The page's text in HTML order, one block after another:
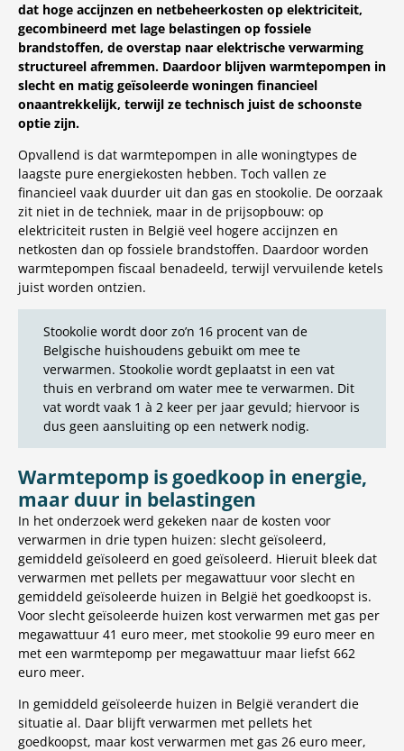
dat hoge accijnzen en netbeheerkosten op elektriciteit,
gecombineerd met lage belastingen op fossiele
brandstoffen, de overstap naar elektrische verwarming
structureel afremmen. Daardoor blijven warmtepompen in
slecht en matig geïsoleerde woningen financieel
onaantrekkelijk, terwijl ze technisch juist de schoonste
optie zijn.
Opvallend is dat warmtepompen in alle woningtypes de
laagste pure energiekosten hebben. Toch vallen ze
financieel vaak duurder uit dan gas en stookolie. De oorzaak
zit niet in de techniek, maar in de prijsopbouw: op
elektriciteit rusten in België veel hogere accijnzen en
netkosten dan op fossiele brandstoffen. Daardoor worden
warmtepompen fiscaal benadeeld, terwijl vervuilende ketels
juist worden ontzien.
Stookolie wordt door zo’n 16 procent van de
Belgische huishoudens gebuikt om mee te
verwarmen. Stookolie wordt geplaatst in een vat
thuis en verbrand om water mee te verwarmen. Dit
vat wordt vaak 1 à 2 keer per jaar gevuld; hiervoor is
dus geen aansluiting op een netwerk nodig.
Warmtepomp is goedkoop in energie,
maar duur in belastingen
In het onderzoek werd gekeken naar de kosten voor
verwarmen in drie typen huizen: slecht geïsoleerd,
gemiddeld geïsoleerd en goed geïsoleerd. Hieruit bleek dat
verwarmen met pellets per megawattuur voor slecht en
gemiddeld geïsoleerde huizen in België het goedkoopst is.
Voor slecht geïsoleerde huizen kost verwarmen met gas per
megawattuur 41 euro meer, met stookolie 99 euro meer en
met een warmtepomp per megawattuur maar liefst 662
euro meer.
In gemiddeld geïsoleerde huizen in België verandert die
situatie al. Daar blijft verwarmen met pellets het
goedkoopst, maar kost verwarmen met gas 26 euro meer,